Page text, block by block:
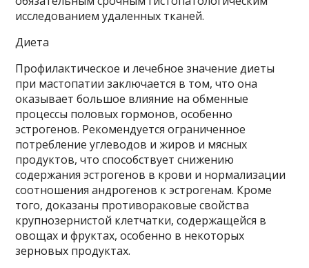
исследованием удаленных тканей.
Диета
Профилактическое и лечебное значение диеты
при мастопатии заключается в том, что она
оказывает большое влияние на обменные
процессы половых гормонов, особенно
эстрогенов. Рекомендуется ограниченное
потребление углеводов и жиров и мясных
продуктов, что способствует снижению
содержания эстрогенов в крови и нормализации
соотношения андрогенов к эстрогенам. Кроме
того, доказаны противораковые свойства
крупнозернистой клетчатки, содержащейся в
овощах и фруктах, особенно в некоторых
зерновых продуктах.